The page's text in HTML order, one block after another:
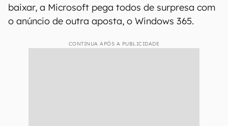
baixar, a Microsoft pega todos de surpresa com
o anúncio de outra aposta, o Windows 365.
CONTINUA APÓS A PUBLICIDADE